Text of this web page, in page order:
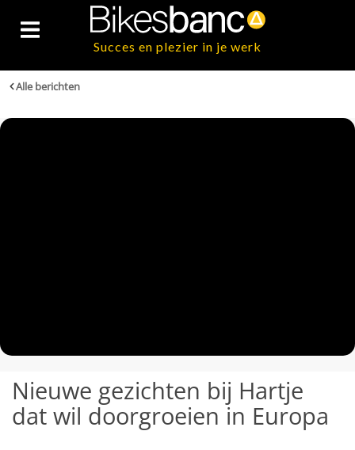
Succes en plezier in je werk
Alle berichten
Nieuwe gezichten bij Hartje
dat wil doorgroeien in Europa